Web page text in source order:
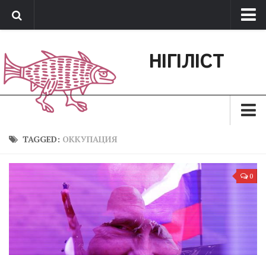
Обратная связь
Поддержать сайт
НІГІЛІСТ
Зараз
Позиція
Дії
Belles lettres
Агітатор
TAGGED: ОККУПАЦИЯ
0